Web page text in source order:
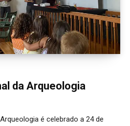
da Arqueologia
é celebrado a 24 de